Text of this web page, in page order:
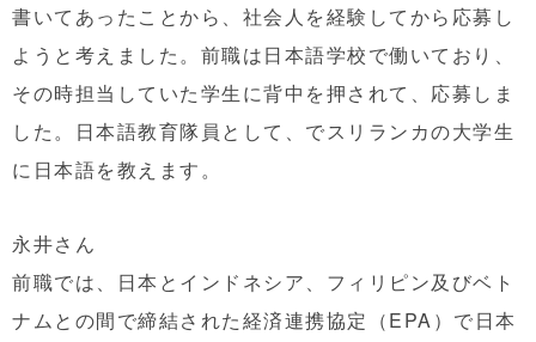
書いてあったことから、社会人を経験してから応募し
ようと考えました。前職は日本語学校で働いており、
その時担当していた学生に背中を押されて、 応募しま
した。
日本語教育隊員として、 でスリランカの大学生
に日本語を教えます。
永井さん
前職では、日本とインドネシア、フィリピン及びベト
ナムとの間で締結された経済連携協定（EPA）で日本